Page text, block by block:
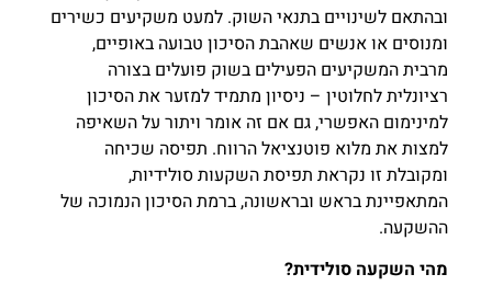
ובהתאם לשינויים בתנאי השוק. למעט משקיעים כשירים
ומנוסים או אנשים שאהבת הסיכון טבועה באופיים,
מרבית המשקיעים הפעילים בשוק פועלים בצורה
רציונלית לחלוטין – ניסיון מתמיד למזער את הסיכון
למינימום האפשרי, גם אם זה אומר ויתור על השאיפה
למצות את מלוא פוטנציאל הרווח. תפיסה שכיחה
ומקובלת זו נקראת תפיסת השקעות סולידיות,
המתאפיינת בראש ובראשונה, ברמת הסיכון הנמוכה של
ההשקעה.
מהי השקעה סולידית?